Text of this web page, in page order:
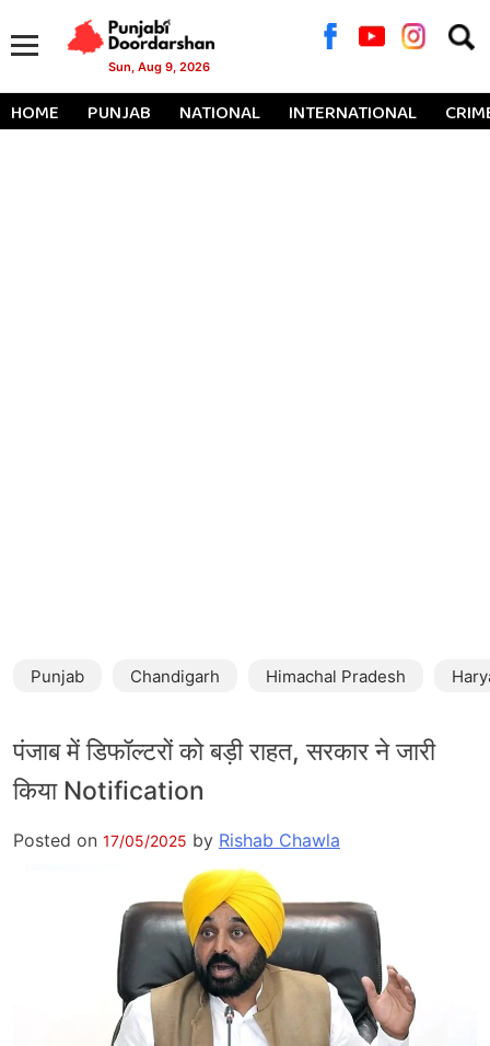
Sun, Aug 9, 2026
for:
HOME PUNJAB NATIONAL INTERNATIONAL
Punjab Chandigarh Himachal Pradesh
पंजाब में डिफॉल्टरों को बड़ी राहत, सरकार ने जारी
किया Notification
Posted on 17/05/2025 by Rishab Chawla